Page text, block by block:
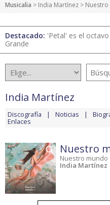
Musicalia > India Martínez >
Destacado: 'Petal' es el
Grande
India Martínez
Discografía Noticias
Enlaces
Nuestro
Nuestro mundo
India Martínez